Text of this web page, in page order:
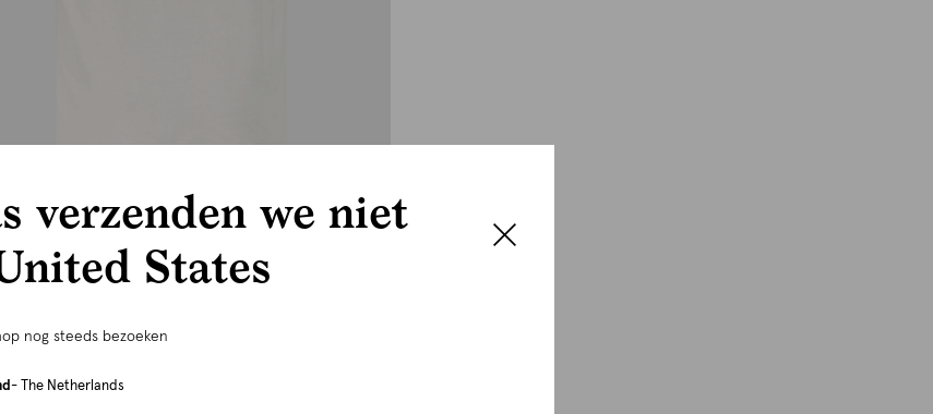
verzenden we niet
States
nog steeds bezoeken
- The Netherlands